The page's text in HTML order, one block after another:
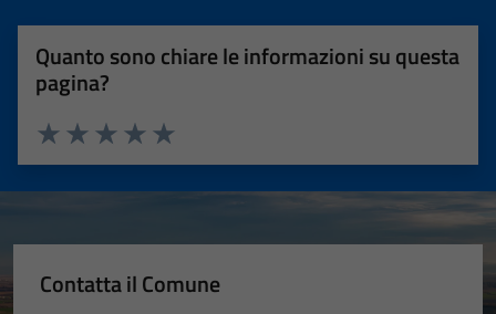
Quanto sono chiare le informazioni su questa
pagina?
Valuta 5 stelle su 5
Valuta 4 stelle su 5
Valuta 3 stelle su 5
Valuta 2 stelle su 5
Valuta 1 stelle su 5
Contatta il Comune